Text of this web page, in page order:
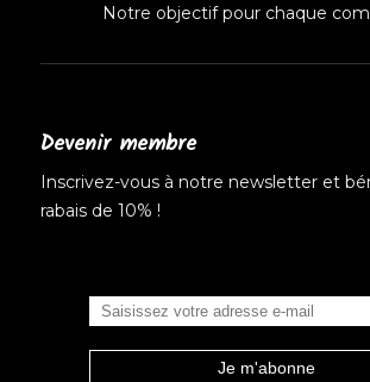
Notre objectif pour chaque
Devenir membre
Inscrivez-vous à notre newsletter et
rabais de 10% !